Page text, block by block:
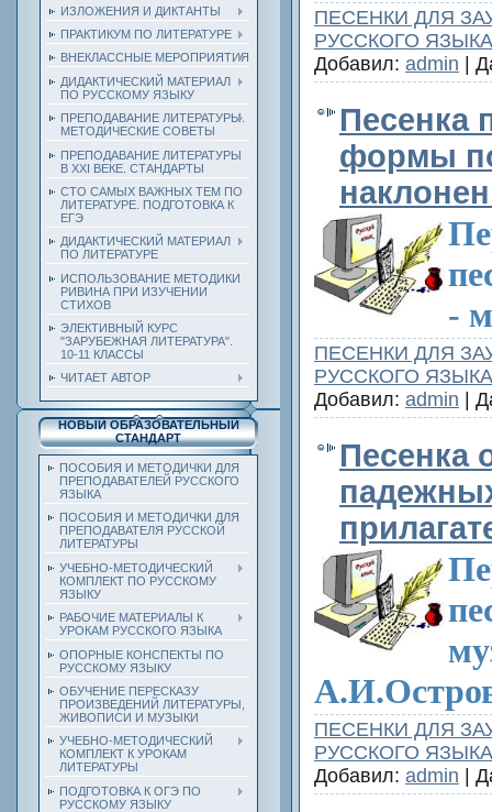
ИЗЛОЖЕНИЯ И ДИКТАНТЫ
ПРАКТИКУМ ПО ЛИТЕРАТУРЕ
ВНЕКЛАССНЫЕ МЕРОПРИЯТИЯ
ДИДАКТИЧЕСКИЙ МАТЕРИАЛ
ПО РУССКОМУ ЯЗЫКУ
ПРЕПОДАВАНИЕ ЛИТЕРАТУРЫ.
МЕТОДИЧЕСКИЕ СОВЕТЫ
ПРЕПОДАВАНИЕ ЛИТЕРАТУРЫ
В XXI ВЕКЕ. СТАНДАРТЫ
СТО САМЫХ ВАЖНЫХ ТЕМ ПО
ЛИТЕРАТУРЕ. ПОДГОТОВКА К
ЕГЭ
ДИДАКТИЧЕСКИЙ МАТЕРИАЛ
ПО ЛИТЕРАТУРЕ
ИСПОЛЬЗОВАНИЕ МЕТОДИКИ
РИВИНА ПРИ ИЗУЧЕНИИ
СТИХОВ
ЭЛЕКТИВНЫЙ КУРС
"ЗАРУБЕЖНАЯ ЛИТЕРАТУРА".
10-11 КЛАССЫ
ЧИТАЕТ АВТОР
НОВЫЙ ОБРАЗОВАТЕЛЬНЫЙ
СТАНДАРТ
ПОСОБИЯ И МЕТОДИЧКИ ДЛЯ
ПРЕПОДАВАТЕЛЕЙ РУССКОГО
ЯЗЫКА
ПОСОБИЯ И МЕТОДИЧКИ ДЛЯ
ПРЕПОДАВАТЕЛЯ РУССКОЙ
ЛИТЕРАТУРЫ
УЧЕБНО-МЕТОДИЧЕСКИЙ
КОМПЛЕКТ ПО РУССКОМУ
ЯЗЫКУ
РАБОЧИЕ МАТЕРИАЛЫ К
УРОКАМ РУССКОГО ЯЗЫКА
ОПОРНЫЕ КОНСПЕКТЫ ПО
РУССКОМУ ЯЗЫКУ
ОБУЧЕНИЕ ПЕРЕСКАЗУ
ПРОИЗВЕДЕНИЙ ЛИТЕРАТУРЫ,
ЖИВОПИСИ И МУЗЫКИ
УЧЕБНО-МЕТОДИЧЕСКИЙ
КОМПЛЕКТ К УРОКАМ
ЛИТЕРАТУРЫ
ПОДГОТОВКА К ОГЭ ПО
РУССКОМУ ЯЗЫКУ
ПЕСЕНКИ ДЛЯ
РУССКОГО ЯЗЫКА
Добавил: admin |
Песенка
формы
-
ПЕСЕНКИ ДЛЯ
РУССКОГО ЯЗЫКА
Добавил: admin |
Песенка
ПЕСЕНКИ ДЛЯ
РУССКОГО ЯЗЫКА
Добавил: admin |